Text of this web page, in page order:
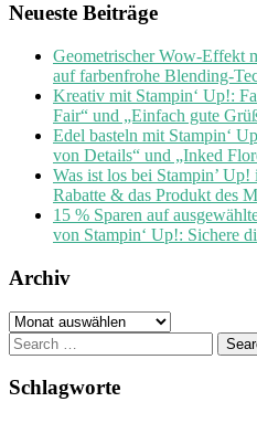
Neueste Beiträge
Geometrischer Wow-Effekt
auf farbenfrohe Blending-
Kreativ mit Stampin‘ Up!:
Fair“ und „Einfach gute
Edel basteln mit Stampin‘
von Details“ und „Inked
Was ist los bei Stampin’
Rabatte & das Produkt des
15 % Sparen auf
von Stampin‘ Up!: Sichere
Archiv
Archiv
Search
for:
Schlagworte